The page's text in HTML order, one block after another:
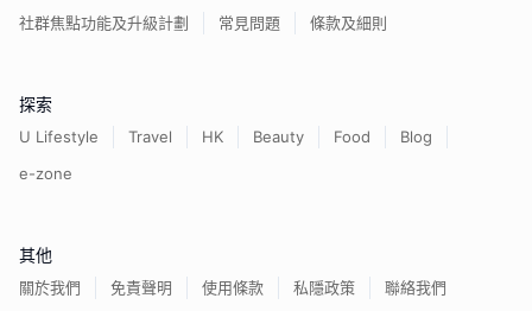
社群焦點功能及升級計劃
常見問題 條款及細則
探索
U Lifestyle Travel HK Beauty Food
Blog
e-zone
其他
關於我們 免責聲明 使用條款 私隱政策 聯絡我們